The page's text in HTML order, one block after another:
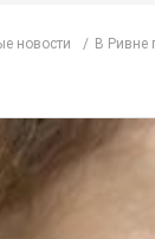
новости В Ривне